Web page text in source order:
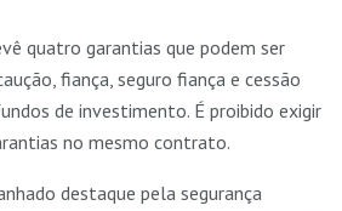
quatro garantias que podem ser
fiança, seguro fiança e cessão
de investimento. É proibido exigir
no mesmo contrato.
destaque pela segurança